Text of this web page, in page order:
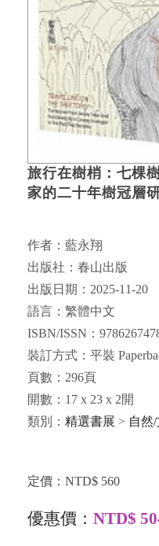
旅行在樹梢：七棵
家的二十年樹冠層
作者：藍永翔
出版社：春山出版
出版日期：2025-11-20
語言：繁體中文
ISBN/ISSN：
裝訂方式：平裝
頁數：296頁
開數：17 x 23 x 2開
類別： 精選書展 > 自然
定價：NTD$ 560
優惠價： NTD$